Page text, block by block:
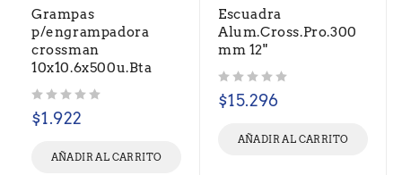
Grampas
p/engrampadora
crossman
10x10.6x500u.Bta
$1.922
AÑADIR AL CARRITO
Escuadra
Alum.Cross.Pro.300
mm 12"
$15.296
AÑADIR AL CARRITO